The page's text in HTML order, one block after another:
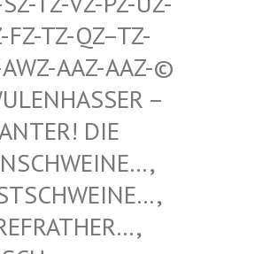
HZ-JZ-A
AAZ-© SCHWULE
– MILITAN
GIESENS
HERBSTS
UND REF
BERGISC